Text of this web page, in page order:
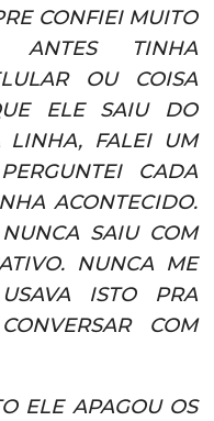
CONFIEI MUITO
TINHA
OU COISA
ELE SAIU DO
FALEI UM
CADA
ACONTECIDO.
SAIU COM
NUNCA ME
ISTO PRA
COM
ELE APAGOU OS